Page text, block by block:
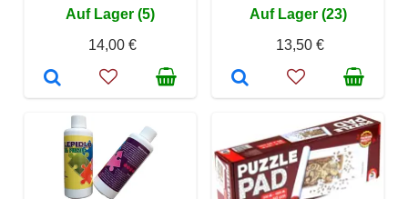
Auf Lager (5)
14,00 €
Auf Lager (23)
13,50 €